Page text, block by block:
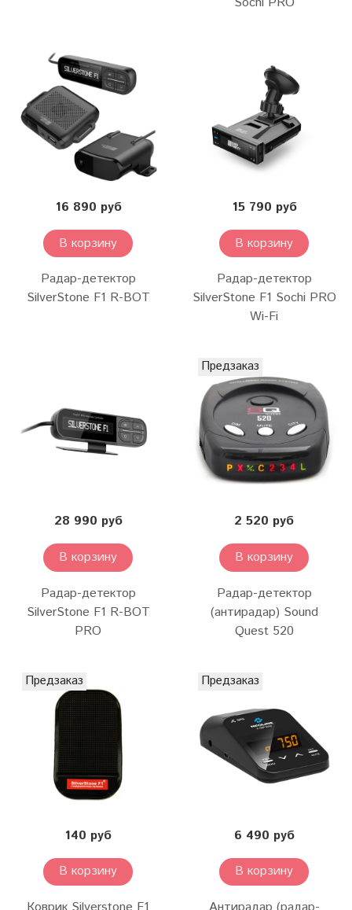
16 890 руб
В корзину
Радар-детектор
SilverStone F1 R-BOT
15 790 руб
В корзину
Радар-детектор
SilverStone F1 Sochi PRO
Wi-Fi
28 990 руб
В корзину
Радар-детектор
SilverStone F1 R-BOT
PRO
Предзаказ
2 520 руб
В корзину
Радар-детектор
(антирадар) Sound
Quest 520
Предзаказ
140 руб
В корзину
Предзаказ
6 490 руб
В корзину